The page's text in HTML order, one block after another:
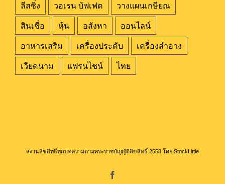
ลีสซิ่ง วอเรน บัฟเฟต วางแผนเกษียณ
สินเชื่อ หุ้น อสังหา ออนไลน์
อาหารเสริม เครื่องประดับ เครื่องสำอาง
เวียดนาม แฟรนไชน์ ไทย
สงวนลิขสิทธิ์ทุกบทความตามพระราชบัญญัติลิขสิทธิ์ 2558 โดย StockLittle